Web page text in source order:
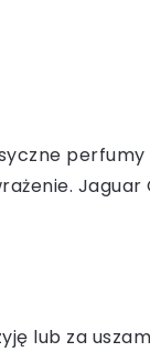
Jaguar
lub za